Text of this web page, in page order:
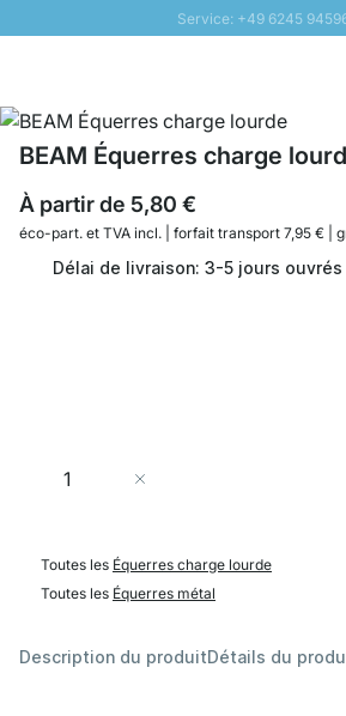
Service: +49 6245
Livraison rapide - Livraison
PROMO SOLEIL: Jusqu'à 20%
BEAM Équerres charge
À partir de 5,80 €
éco-part. et TVA incl. | forfait transport 7,95 € |
Délai de livraison: 3-5 jours ouvrés
Quantité
Toutes les Équerres charge lourde
Toutes les Équerres métal
Description du produitDétails du